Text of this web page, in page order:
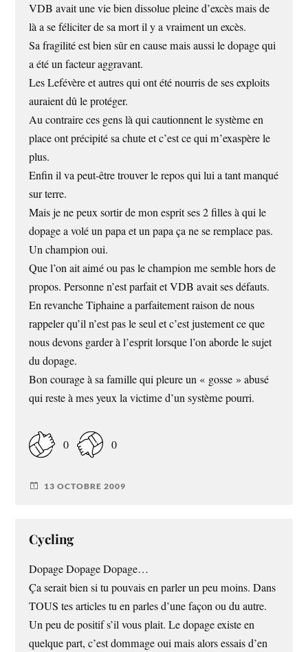
VDB avait une vie bien dissolue pleine d’excès mais de
là a se féliciter de sa mort il y a vraiment un excès.
Sa fragilité est bien sûr en cause mais aussi le dopage qui
a été un facteur aggravant.
Les Lefévère et autres qui ont été nourris de ses exploits
auraient dû le protéger.
Au contraire ces gens là qui cautionnent le système en
place ont précipité sa chute et c’est ce qui m’exaspère le
plus.
Enfin il va peut-être trouver le repos qui lui a tant manqué
sur terre.
Mais je ne peux sortir de mon esprit ses 2 filles à qui le
dopage a volé un papa et un papa ça ne se remplace pas.
Un champion oui.
Que l’on ait aimé ou pas le champion me semble hors de
propos. Personne n’est parfait et VDB avait ses défauts.
En revanche Tiphaine a parfaitement raison de nous
rappeler qu’il n’est pas le seul et c’est justement ce que
nous devons garder à l’esprit lorsque l’on aborde le sujet
du dopage.
Bon courage à sa famille qui pleure un « gosse » abusé
qui reste à mes yeux la victime d’un système pourri.
0 0
13 OCTOBRE 2009
Cycling
Dopage Dopage Dopage…
Ça serait bien si tu pouvais en parler un peu moins. Dans
TOUS tes articles tu en parles d’une façon ou du autre.
Un peu de positif s’il vous plait. Le dopage existe en
quelque part, c’est dommage oui mais alors essais d’en